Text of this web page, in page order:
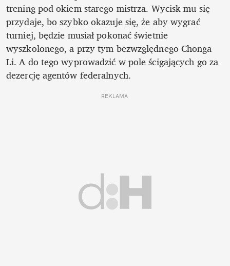
trening pod okiem starego mistrza. Wycisk mu się
przydaje, bo szybko okazuje się, że aby wygrać
turniej, będzie musiał pokonać świetnie
wyszkolonego, a przy tym bezwzględnego Chonga
Li. A do tego wyprowadzić w pole ścigających go za
dezercję agentów federalnych.
REKLAMA